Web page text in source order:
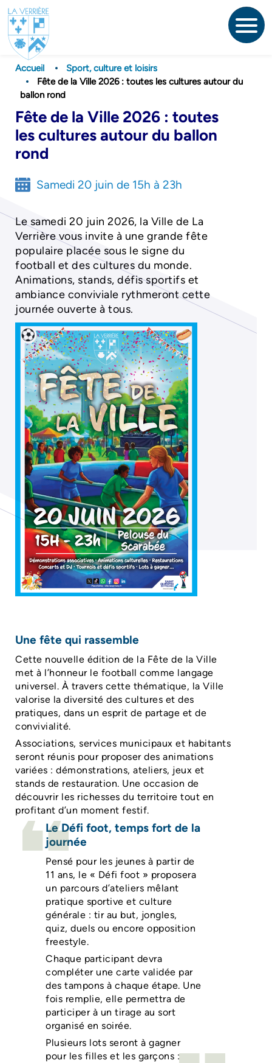
Accueil
Sport, culture et loisirs
Fête de la Ville 2026 : toutes les cultures autour du
ballon rond
Fête de la Ville 2026 : toutes
les cultures autour du ballon
rond
Samedi 20 juin de 15h à 23h
Le samedi 20 juin 2026, la Ville de La
Verrière vous invite à une grande fête
populaire placée sous le signe du
football et des cultures du monde.
Animations, stands, défis sportifs et
ambiance conviviale rythmeront cette
journée ouverte à tous.
Une fête qui rassemble
Cette nouvelle édition de la Fête de la Ville
met à l’honneur le football comme langage
universel. À travers cette thématique, la Ville
valorise la diversité des cultures et des
pratiques, dans un esprit de partage et de
convivialité.
Associations, services municipaux et habitants
seront réunis pour proposer des animations
variées : démonstrations, ateliers, jeux et
stands de restauration. Une occasion de
découvrir les richesses du territoire tout en
profitant d’un moment festif.
Le Défi foot, temps fort de la
journée
Pensé pour les jeunes à partir de
11 ans, le « Défi foot » proposera
un parcours d’ateliers mêlant
pratique sportive et culture
générale : tir au but, jongles,
quiz, duels ou encore opposition
freestyle.
Chaque participant devra
compléter une carte validée par
des tampons à chaque étape. Une
fois remplie, elle permettra de
participer à un tirage au sort
organisé en soirée.
Plusieurs lots seront à gagner
pour les filles et les garçons :